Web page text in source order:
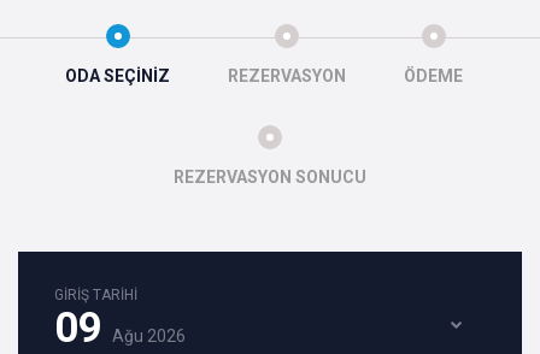
ODA SEÇİNİZ REZERVASYON ÖDEME
REZERVASYON SONUCU
GİRİŞ TARİHİ
09 Ağu 2026